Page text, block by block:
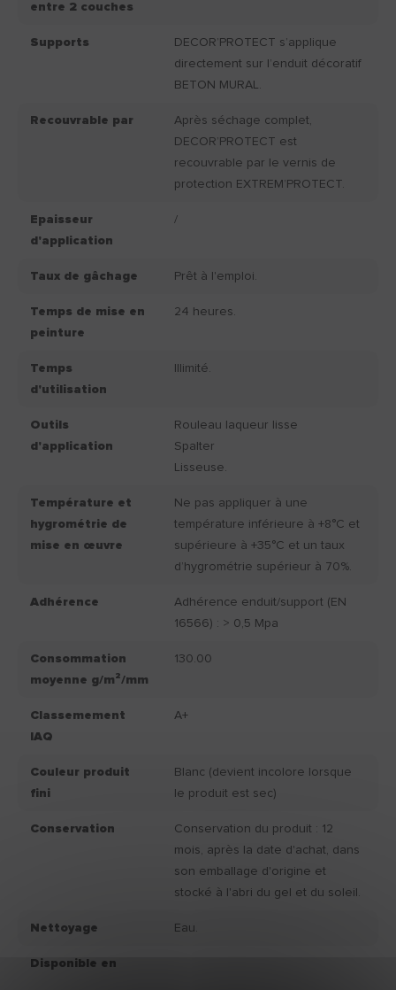
entre 2 couches
Supports
DECOR’PROTECT s’applique
directement sur l’enduit décoratif
BETON MURAL.
Recouvrable par
Après séchage complet,
DECOR’PROTECT est
recouvrable par le vernis de
protection EXTREM’PROTECT.
Epaisseur
d'application
/
Taux de gâchage Prêt à l'emploi.
Temps de mise en
peinture
24 heures.
Temps
d'utilisation
Illimité.
Outils
d'application
Rouleau laqueur lisse
Spalter
Lisseuse.
Température et
hygrométrie de
mise en œuvre
Ne pas appliquer à une
température inférieure à +8°C et
supérieure à +35°C et un taux
d’hygrométrie supérieur à 70%.
Adhérence
Adhérence enduit/support (EN
16566) : > 0,5 Mpa
Consommation
moyenne g/m²/mm
130.00
Classemement
IAQ
A+
Couleur produit
fini
Blanc (devient incolore lorsque
le produit est sec)
Conservation
Conservation du produit : 12
mois, après la date d'achat, dans
son emballage d'origine et
stocké à l'abri du gel et du soleil.
Nettoyage Eau.
Disponible en